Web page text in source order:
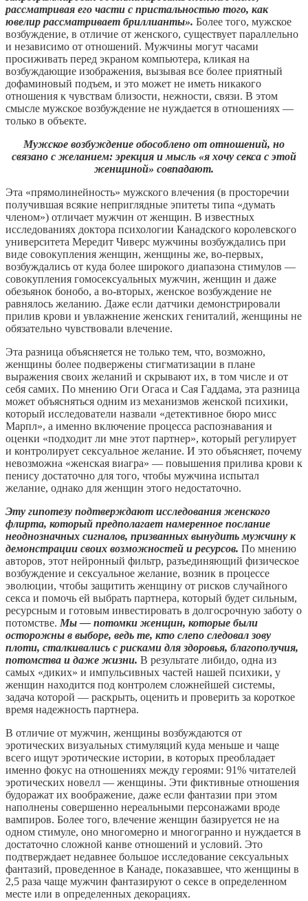
рассматривая его части с пристальностью того, как
ювелир рассматривает бриллианты». Более того, мужское
возбуждение, в отличие от женского, существует параллельно
и независимо от отношений. Мужчины могут часами
просиживать перед экраном компьютера, кликая на
возбуждающие изображения, вызывая все более приятный
дофаминовый подъем, и это может не иметь никакого
отношения к чувствам близости, нежности, связи. В этом
смысле мужское возбуждение не нуждается в отношениях —
только в объекте.
Мужское возбуждение обособлено от отношений, но
связано с желанием: эрекция и мысль «я хочу секса с этой
женщиной» совпадают.
Эта «прямолинейность» мужского влечения (в просторечии
получившая всякие неприглядные эпитеты типа «думать
членом») отличает мужчин от женщин. В известных
исследованиях доктора психологии Канадского королевского
университета Мередит Чиверс мужчины возбуждались при
виде совокупления женщин, женщины же, во-первых,
возбуждались от куда более широкого диапазона стимулов —
совокупления гомосексуальных мужчин, женщин и даже
обезьянок бонобо, а во-вторых, женское возбуждение не
равнялось желанию. Даже если датчики демонстрировали
прилив крови и увлажнение женских гениталий, женщины не
обязательно чувствовали влечение.
Эта разница объясняется не только тем, что, возможно,
женщины более подвержены стигматизации в плане
выражения своих желаний и скрывают их, в том числе и от
себя самих. По мнению Оги Огаса и Сая Гаддама, эта разница
может объясняться одним из механизмов женской психики,
который исследователи назвали «детективное бюро мисс
Марпл», а именно включение процесса распознавания и
оценки «подходит ли мне этот партнер», который регулирует
и контролирует сексуальное желание. И это объясняет, почему
невозможна «женская виагра» — повышения прилива крови к
пенису достаточно для того, чтобы мужчина испытал
желание, однако для женщин этого недостаточно.
Эту гипотезу подтверждают исследования женского
флирта, который предполагает намеренное послание
неоднозначных сигналов, призванных вынудить мужчину к
демонстрации своих возможностей и ресурсов. По мнению
авторов, этот нейронный фильтр, разъединяющий физическое
возбуждение и сексуальное желание, возник в процессе
эволюции, чтобы защитить женщину от рисков случайного
секса и помочь ей выбрать партнера, который будет сильным,
ресурсным и готовым инвестировать в долгосрочную заботу о
потомстве. Мы — потомки женщин, которые были
осторожны в выборе, ведь те, кто слепо следовал зову
плоти, сталкивались с рисками для здоровья, благополучия,
потомства и даже жизни. В результате либидо, одна из
самых «диких» и импульсивных частей нашей психики, у
женщин находится под контролем сложнейшей системы,
задача которой — раскрыть, оценить и проверить за короткое
время надежность партнера.
В отличие от мужчин, женщины возбуждаются от
эротических визуальных стимуляций куда меньше и чаще
всего ищут эротические истории, в которых преобладает
именно фокус на отношениях между героями: 91% читателей
эротических новелл — женщины. Эти фиктивные отношения
будоражат их воображение, даже если фантазии при этом
наполнены совершенно нереальными персонажами вроде
вампиров. Более того, влечение женщин базируется не на
одном стимуле, оно многомерно и многогранно и нуждается в
достаточно сложной канве отношений и условий. Это
подтверждает недавнее большое исследование сексуальных
фантазий, проведенное в Канаде, показавшее, что женщины в
2,5 раза чаще мужчин фантазируют о сексе в определенном
месте или в определенных декорациях.